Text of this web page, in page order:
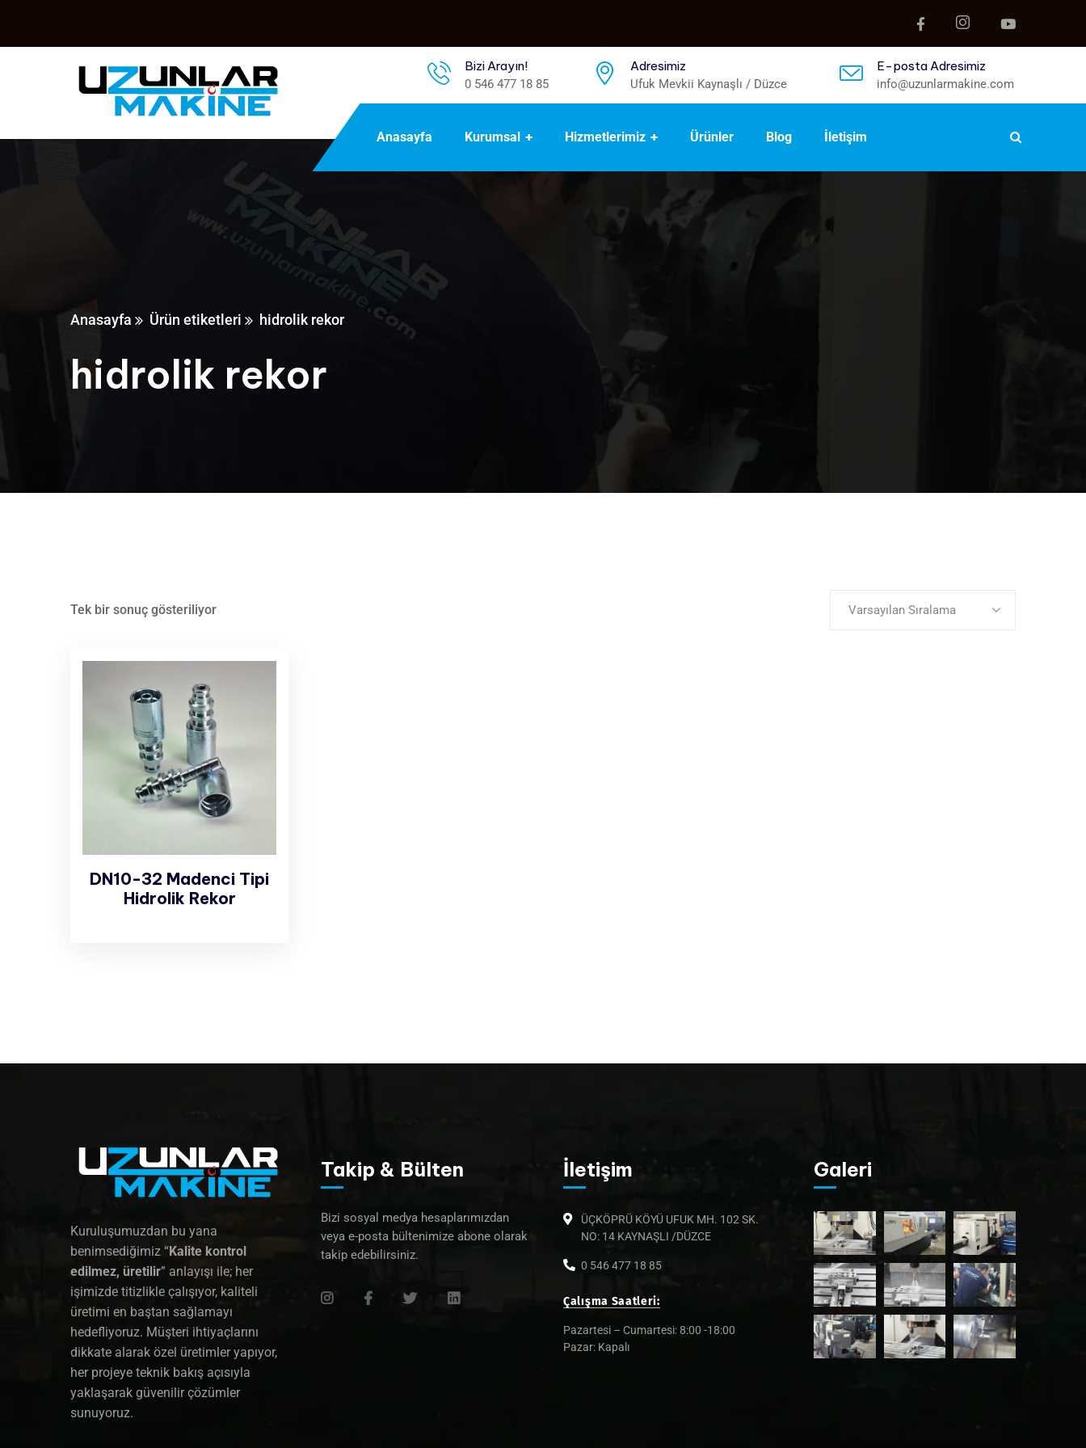
Bizi Arayın!
0 546 477 18 85
Adresimiz
Ufuk Mevkii Kaynaşlı / Düzce
E-posta Adresimiz
info@uzunlarmakine.com
Anasayfa Kurumsal Hizmetlerimiz Ürünler Blog İletişim
Anasayfa Ürün etiketleri hidrolik rekor
hidrolik rekor
Tek bir sonuç gösteriliyor Varsayılan Sıralama
DN10-32 Madenci Tipi
Hidrolik Rekor
Kuruluşumuzdan bu yana
benimsediğimiz “Kalite kontrol
edilmez, üretilir” anlayışı ile; her
işimizde titizlikle çalışıyor, kaliteli
üretimi en baştan sağlamayı
hedefliyoruz. Müşteri ihtiyaçlarını
dikkate alarak özel üretimler yapıyor,
her projeye teknik bakış açısıyla
yaklaşarak güvenilir çözümler
sunuyoruz.
Takip & Bülten
Bizi sosyal medya hesaplarımızdan
veya e-posta bültenimize abone olarak
takip edebilirsiniz.
İletişim
ÜÇKÖPRÜ KÖYÜ UFUK MH. 102 SK.
NO: 14 KAYNAŞLI /DÜZCE
0 546 477 18 85
Çalışma Saatleri:
Pazartesi – Cumartesi: 8:00 -18:00
Pazar: Kapalı
Galeri